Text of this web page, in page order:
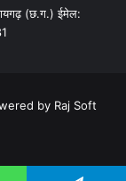
(छ.ग.) ईमेल:
by Raj Soft